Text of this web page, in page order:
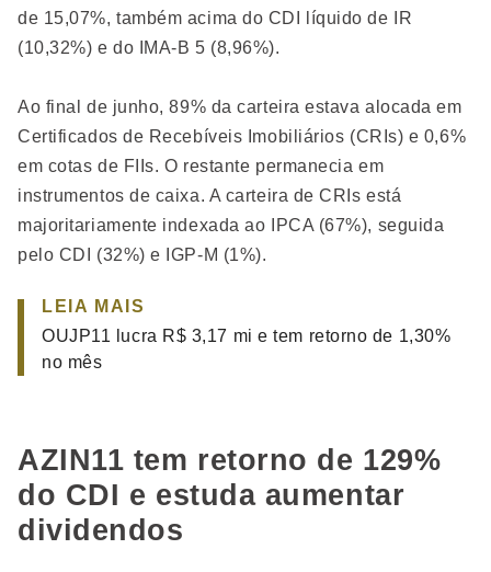
de 15,07%, também acima do CDI líquido de IR
(10,32%) e do IMA-B 5 (8,96%).
Ao final de junho, 89% da carteira estava alocada em
Certificados de Recebíveis Imobiliários (CRIs) e 0,6%
em cotas de FIIs. O restante permanecia em
instrumentos de caixa. A carteira de CRIs está
majoritariamente indexada ao IPCA (67%), seguida
pelo CDI (32%) e IGP-M (1%).
LEIA MAIS
OUJP11 lucra R$ 3,17 mi e tem retorno de 1,30%
no mês
AZIN11 tem retorno de 129%
do CDI e estuda aumentar
dividendos